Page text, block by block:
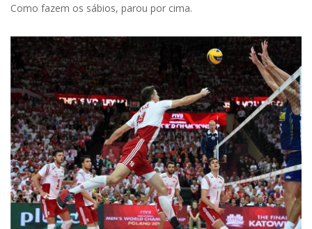
Como fazem os sábios, parou por cima.